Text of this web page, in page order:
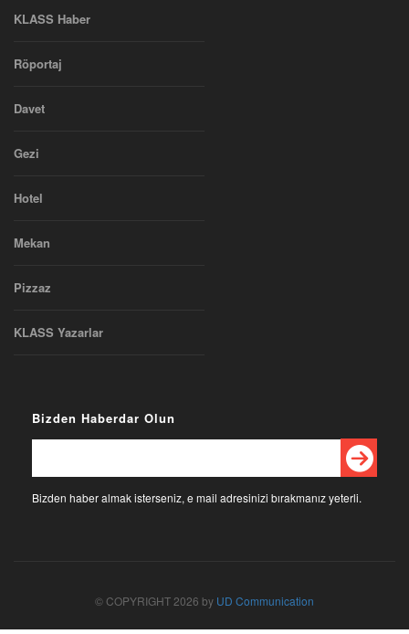
KLASS Haber
Röportaj
Davet
Gezi
Hotel
Mekan
Pizzaz
KLASS Yazarlar
Bizden Haberdar Olun
Bizden haber almak isterseniz, e mail adresinizi bırakmanız yeterli.
© COPYRIGHT 2026 by UD Communication